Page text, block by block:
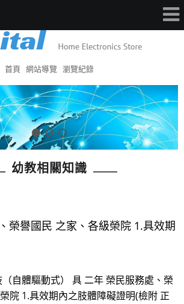
首頁 網站導覽 瀏覽紀錄
幼教相關知識
榮譽國民 之家、各級榮院 1.具效期
自體驅動式） 具 二年 榮民服務處、榮
院 1.具效期內之肢體障礙證明(檢附 正